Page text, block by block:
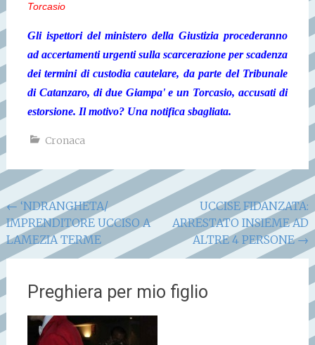
Torcasio
Gli ispettori del ministero della Giustizia procederanno
ad accertamenti urgenti sulla scarcerazione per scadenza
dei termini di custodia cautelare, da parte del Tribunale
di Catanzaro, di due Giampa' e un Torcasio, accusati di
estorsione. Il motivo? Una notifica sbagliata.
Cronaca
Navigazione
articoli
← ‘NDRANGHETA/
IMPRENDITORE UCCISO A
LAMEZIA TERME
UCCISE FIDANZATA:
ARRESTATO INSIEME AD
ALTRE 4 PERSONE→
Preghiera per mio figlio